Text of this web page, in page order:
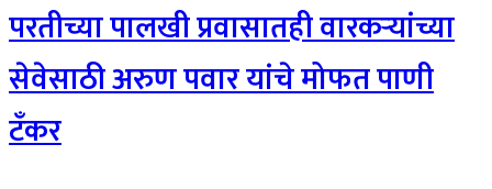
परतीच्या पालखी प्रवासातही वारकऱ्यांच्या
सेवेसाठी अरुण पवार यांचे मोफत पाणी
टँकर